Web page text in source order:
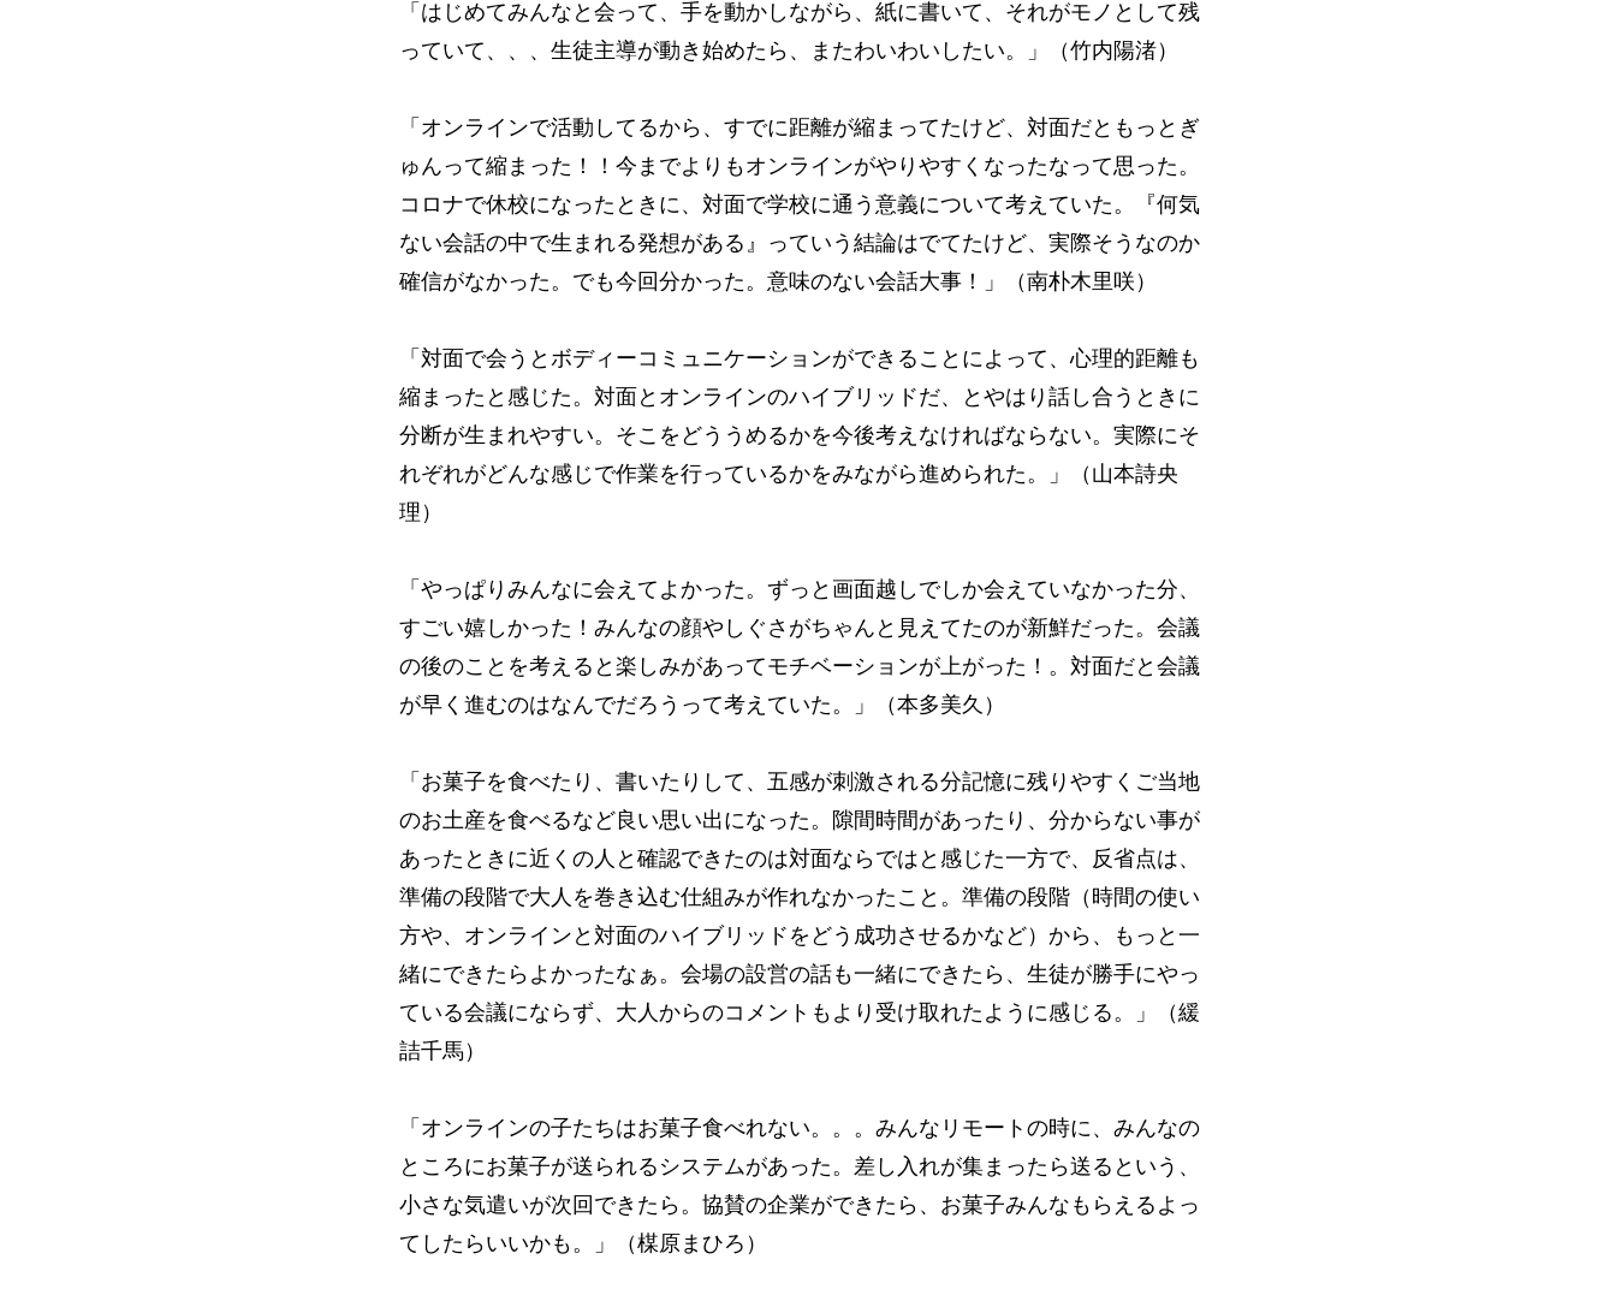
「はじめてみんなと会って、手を動かしながら、紙に書いて、それがモノとして残
っていて、、、生徒主導が動き始めたら、またわいわいしたい。」（竹内陽渚）
「オンラインで活動してるから、すでに距離が縮まってたけど、対面だともっとぎ
ゅんって縮まった！！今までよりもオンラインがやりやすくなったなって思った。
コロナで休校になったときに、対面で学校に通う意義について考えていた。『何気
ない会話の中で生まれる発想がある』っていう結論はでてたけど、実際そうなのか
確信がなかった。でも今回分かった。意味のない会話大事！」（南朴⽊⾥咲）
「対面で会うとボディーコミュニケーションができることによって、心理的距離も
縮まったと感じた。対面とオンラインのハイブリッドだ、とやはり話し合うときに
分断が生まれやすい。そこをどううめるかを今後考えなければならない。実際にそ
れぞれがどんな感じで作業を行っているかをみながら進められた。」（山本詩央
理）
「やっぱりみんなに会えてよかった。ずっと画面越しでしか会えていなかった分、
すごい嬉しかった！みんなの顔やしぐさがちゃんと見えてたのが新鮮だった。会議
の後のことを考えると楽しみがあってモチベーションが上がった！。対面だと会議
が早く進むのはなんでだろうって考えていた。」（本多美久）
「お菓子を食べたり、書いたりして、五感が刺激される分記憶に残りやすくご当地
のお土産を食べるなど良い思い出になった。隙間時間があったり、分からない事が
あったときに近くの人と確認できたのは対面ならではと感じた一方で、反省点は、
準備の段階で大人を巻き込む仕組みが作れなかったこと。準備の段階（時間の使い
方や、オンラインと対面のハイブリッドをどう成功させるかなど）から、もっと一
緒にできたらよかったなぁ。会場の設営の話も一緒にできたら、生徒が勝手にやっ
ている会議にならず、大人からのコメントもより受け取れたように感じる。」（緩
詰千馬）
「オンラインの子たちはお菓子食べれない。。。みんなリモートの時に、みんなの
ところにお菓子が送られるシステムがあった。差し入れが集まったら送るという、
小さな気遣いが次回できたら。協賛の企業ができたら、お菓子みんなもらえるよっ
てしたらいいかも。」（楳原まひろ）